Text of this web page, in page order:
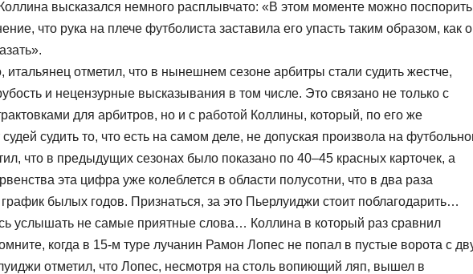
высказался немного расплывчато: «В этом моменте можно
что рука на плече футболиста заставила его упасть таким образом, как
итальянец отметил, что в нынешнем сезоне арбитры стали судить жестче,
и нецензурные высказывания в том числе. Это связано не только с
для арбитров, но и с работой Коллины, который, по его же
судить то, что есть на самом деле, не допуская произвола на
что в предыдущих сезонах было показано по 40–45 красных карточек, а
эта цифра уже колеблется в области полусотни, что в два раза
былых годов. Признаться, за это Пьерлуиджи стоит поблагодарить…
услышать не самые приятные слова… Коллина в который раз сравнил
когда в 15-м туре лучанин Рамон Лопес не попал в пустые ворота с
отметил, что Лопес, несмотря на столь вопиющий ляп, вышел в